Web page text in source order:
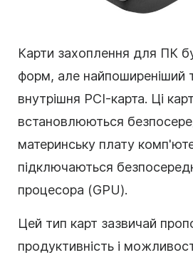
Карти захоплення для ПК
форм, але найпоширеніший
внутрішня PCI-карта. Ці
встановлюються
материнську плату
підключаються
процесора (GPU).
Цей тип карт зазвичай
продуктивність і